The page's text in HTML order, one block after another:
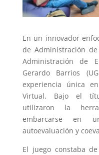
En un innovador
de Administración
Administración de
Gerardo Barrios
experiencia única
Virtual. Bajo el
utilizaron la
embarcarse en
autoevaluación y
El juego constaba